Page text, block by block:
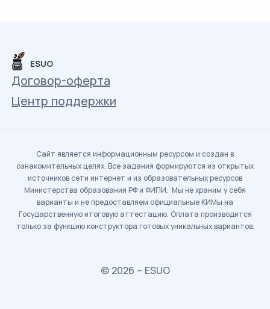
ESUO
Договор-оферта
Центр поддержки
Сайт является информационным ресурсом и создан в
ознакомительных целях. Все задания формируются из открытых
источников сети интернет и из образовательных ресурсов
Министерства образования РФ и ФИПИ. Мы не храним у себя
варианты и не предоставляем официальные КИМы на
Государственную итоговую аттестацию. Оплата производится
только за функцию конструктора готовых уникальных вариантов.
© 2026 – ESUO